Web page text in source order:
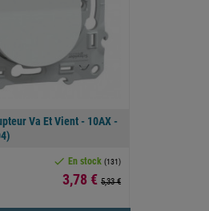
Va Et Vient - 10AX -
 En stock (131)
Prix
3,78 € 5,33 €